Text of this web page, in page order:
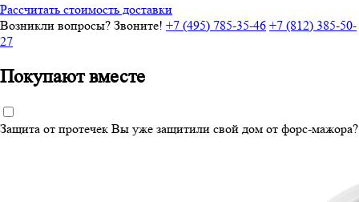
Рассчитать стоимость доставки
Возникли вопросы? Звоните! +7 (495) 785-35-46 +7 (812) 385-50-
27
Покупают вместе
Защита от протечек Вы уже защитили свой дом от форс-мажора?